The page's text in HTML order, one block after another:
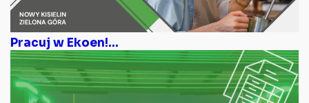
Pracuj w Ekoen!...